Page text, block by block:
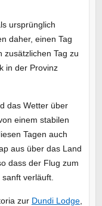
ursprünglich
daher, einen Tag
zusätzlichen Tag zu
in der Provinz
das Wetter über
einem stabilen
Tagen auch
aus über das Land
dass der Flug zum
verläuft.
zur Dundi Lodge,